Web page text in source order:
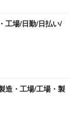
工場/日勤/日払い/
造・工場/工場・製